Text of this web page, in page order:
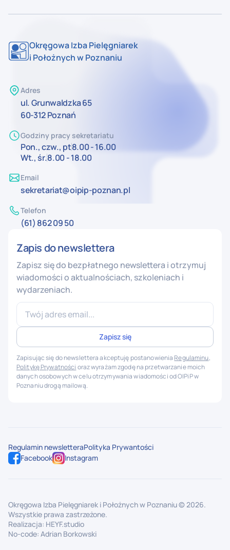
Okręgowa Izba Pielęgniarek
i Położnych w Poznaniu
Adres
ul. Grunwaldzka 65
60-312 Poznań
Godziny pracy sekretariatu
Pon., czw., pt8.00 - 16.00
Wt., śr.8.00 - 18.00
Email
sekretariat@oipip-poznan.pl
Telefon
(61) 862 09 50
Zapis do newslettera
Zapisz się do bezpłatnego newslettera i otrzymuj
wiadomości o aktualnościach, szkoleniach i
wydarzeniach.
Zapisując się do newslettera akceptuję postanowienia Regulaminu,
Politykę Prywatności oraz wyrażam zgodę na przetwarzanie moich
danych osobowych w celu otrzymywania wiadomości od OIPiP w
Poznaniu drogą mailową.
Facebook Instagram
Regulamin newsletteraPolityka Prywantości
Okręgowa Izba Pielęgniarek i Położnych w Poznaniu © 2026.
Wszystkie prawa zastrzeżone.
Realizacja: HEYF.studio
No-code: Adrian Borkowski